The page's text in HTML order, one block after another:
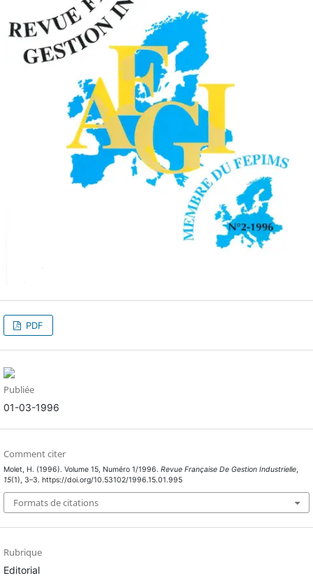
PDF
Publiée
01-03-1996
Comment citer
Molet, H. (1996). Volume 15, Numéro 1/1996. Revue Française De Gestion Industrielle,
15(1), 3–3. https://doi.org/10.53102/1996.15.01.995
Formats de citations
Rubrique
Editorial